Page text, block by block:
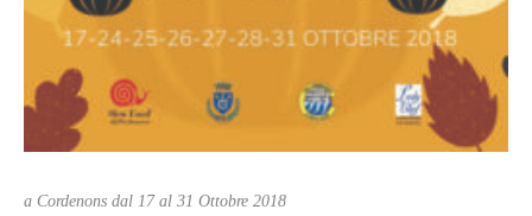
a Cordenons dal 17 al 31 Ottobre 2018